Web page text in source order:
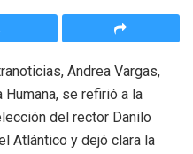
Andrea Vargas,
se refirió a la
del rector Danilo
Atlántico y dejó clara la